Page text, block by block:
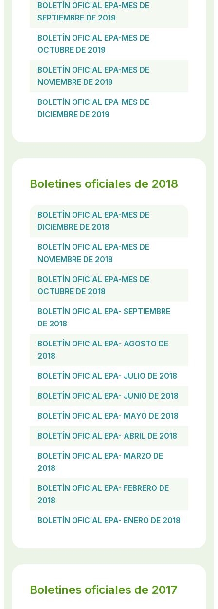
BOLETÍN OFICIAL EPA-MES DE
SEPTIEMBRE DE 2019
BOLETÍN OFICIAL EPA-MES DE
OCTUBRE DE 2019
BOLETÍN OFICIAL EPA-MES DE
NOVIEMBRE DE 2019
BOLETÍN OFICIAL EPA-MES DE
DICIEMBRE DE 2019
Boletines oficiales de 2018
BOLETÍN OFICIAL EPA-MES DE
DICIEMBRE DE 2018
BOLETÍN OFICIAL EPA-MES DE
NOVIEMBRE DE 2018
BOLETÍN OFICIAL EPA-MES DE
OCTUBRE DE 2018
BOLETÍN OFICIAL EPA- SEPTIEMBRE
DE 2018
BOLETÍN OFICIAL EPA- AGOSTO DE
2018
BOLETÍN OFICIAL EPA- JULIO DE 2018
BOLETÍN OFICIAL EPA- JUNIO DE 2018
BOLETÍN OFICIAL EPA- MAYO DE 2018
BOLETÍN OFICIAL EPA- ABRIL DE 2018
BOLETÍN OFICIAL EPA- MARZO DE
2018
BOLETÍN OFICIAL EPA- FEBRERO DE
2018
BOLETÍN OFICIAL EPA- ENERO DE 2018
Boletines oficiales de 2017